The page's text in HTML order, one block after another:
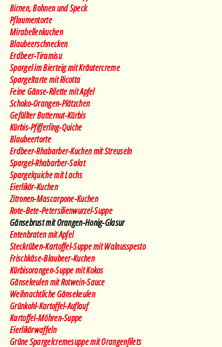
Birnen, Bohnen und Speck
Pflaumentorte
Mirabellenkuchen
Blaubeerschnecken
Erdbeer-Tiramisu
Spargel im Bierteig mit Kräutercreme
Spargeltarte mit Ricotta
Feine Gänse-Rilette mit Apfel
Schoko-Orangen-Plätzchen
Gefüllter Butternut-Kürbis
Kürbis-Pfifferling-Quiche
Blaubeertorte
Erdbeer-Rhabarber-Kuchen mit Streuseln
Spargel-Rhabarber-Salat
Spargelquiche mit Lachs
Eierlikör-Kuchen
Zitronen-Mascarpone-Kuchen
Rote-Bete-Petersilienwurzel-Suppe
Gänsebrust mit Orangen-Honig-Glasur
Entenbraten mit Apfel
Steckrüben-Kartoffel-Suppe mit Walnusspesto
Frischkäse-Blaubeer-Kuchen
Kürbisorangen-Suppe mit Kokos
Gänsekeulen mit Rotwein-Sauce
Weihnachtliche Gänsekeulen
Grünkohl-Kartoffel-Auflauf
Kartoffel-Möhren-Suppe
Eierlikörwaffeln
Grüne Spargelcremesuppe mit Orangenfilets